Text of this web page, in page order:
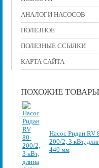
АНАЛОГИ НАСОСОВ
ПОЛЕЗНОЕ
ПОЛЕЗНЫЕ ССЫЛКИ
КАРТА САЙТА
ПОХОЖИЕ ТОВАРЫ
Насос Ридан RV
200/2, 3 кВт,
440 мм